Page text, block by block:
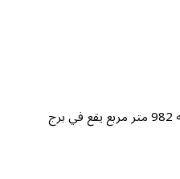
تقدم درفن العقارية للايجار مساحته 982 متر مربع يقع في برج